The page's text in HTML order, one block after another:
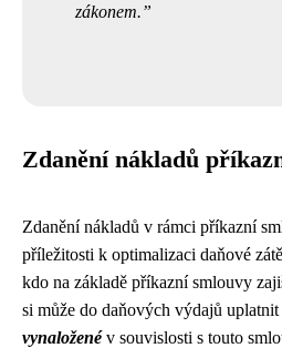
zákonem.
Zdanění nákladů
Zdanění nákladů v rámci příkazní
příležitosti k optimalizaci daňové
kdo na základě příkazní smlouvy
si může do daňových výdajů
vynaloženév souvislosti s touto